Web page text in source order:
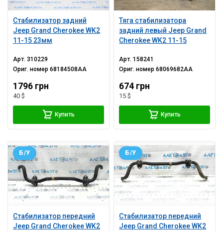
Стабилизатор задний
Jeep Grand Cherokee WK2
11-15 23мм
Арт.310229
Ориг. номер68184508AA
1796 грн
40 $
Купить
Тяга стабилизатора
задний левый Jeep Grand
Cherokee WK2 11-15
Арт.158241
Ориг. номер68069682AA
674 грн
15 $
Купить
Стабилизатор передний
Jeep Grand Cherokee WK2
Б/У
Стабилизатор передний
Jeep Grand Cherokee WK2
Б/У